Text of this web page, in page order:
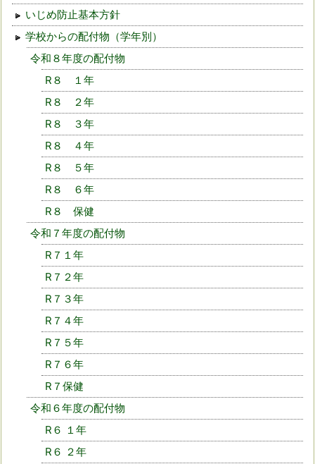
いじめ防止基本方針
学校からの配付物（学年別）
令和８年度の配付物
R８ １年
R８ ２年
R８ ３年
R８ ４年
R８ ５年
R８ ６年
R８ 保健
令和７年度の配付物
R７１年
R７２年
R７３年
R７４年
R７５年
R７６年
R７保健
令和６年度の配付物
R６ １年
R６ ２年